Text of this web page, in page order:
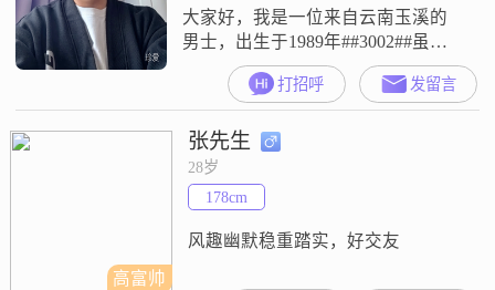
##3002##在工作方面，
大家好，我是一位来自云南玉溪的
男士，出生于1989年##3002##虽然
我的身高只有164cm，但我相信，身
高并不是衡量一个人的全部标准
##3002##我每月的收入在8001到
12000元之间，能够保证基本的生活
需求，并且我一直在努力提升自己
的经济能力##3002##我性格稳重可
靠，责任感强，总是愿意为家庭和
朋友承担起
打招呼 发留言
高富帅
张先生
28岁
178cm
风趣幽默稳重踏实，好交友